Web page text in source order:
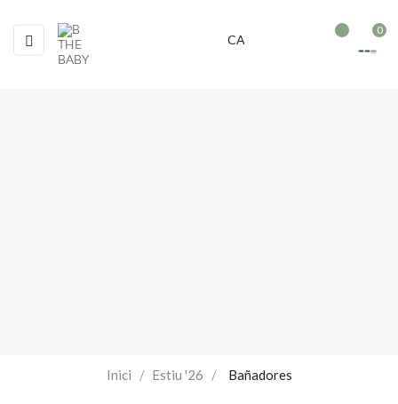
Toggle
navigation
☰ CA
0
Inici Estiu '26 Bañadores